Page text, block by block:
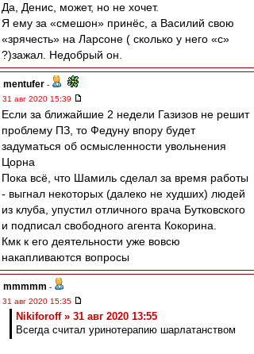
Да, Денис, может, но не хочет.
Я ему за «смешон» принёс, а Василий свою
«зрячесть» на Ларсоне ( сколько у него «с»
?)зажал. Недобрый он.
mentufer -
31 авг 2020 15:39
Если за ближайшие 2 недели Газизов не решит
проблему ПЗ, то Федуну впору будет
задуматься об осмысленности увольнения
Цорна
Пока всё, что Шамиль сделал за время работы
- выгнал некоторых (далеко не худших) людей
из клуба, упустил отличного врача Бутковского
и подписал свободного агента Кокорина.
Кмк к его деятельности уже вовсю
накапливаются вопросы
mmmmm -
31 авг 2020 15:35
Nikiforoff » 31 авг 2020 13:55
Всегда считал уринотерапию шарлатанством